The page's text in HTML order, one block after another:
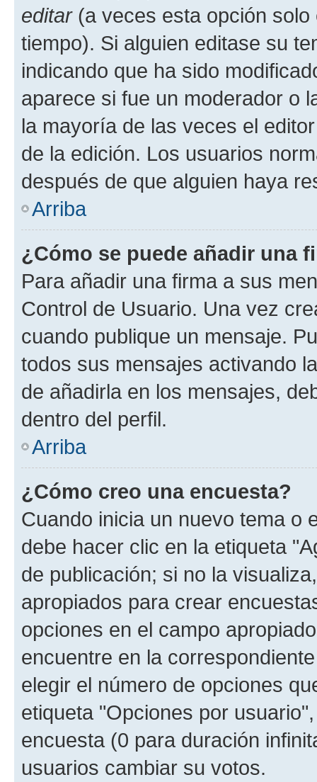
editar(a veces esta opción solo
tiempo). Si alguien editase su
indicando que ha sido
aparece si fue un moderador o
la mayoría de las veces el
de la edición. Los usuarios
después de que alguien haya
Arriba
¿Cómo se puede añadir una
Para añadir una firma a sus
Control de Usuario. Una vez
cuando publique un mensaje.
todos sus mensajes activando
de añadirla en los mensajes,
dentro del perfil.
Arriba
¿Cómo creo una encuesta?
Cuando inicia un nuevo tema o
debe hacer clic en la etiqueta
de publicación; si no la
apropiados para crear
opciones en el campo
encuentre en la
elegir el número de opciones
etiqueta "Opciones por
encuesta (0 para duración
usuarios cambiar su votos.